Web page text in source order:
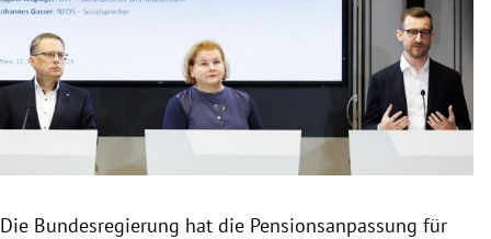
Untermenü
Untermenü
Untermenü
Untermenü
Untermenü
Die Bundesregierung hat die Pensionsanpassung für